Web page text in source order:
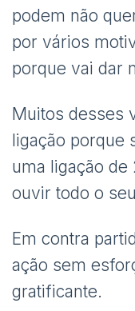
podem não
por vários
porque vai dar
Muitos desses
ligação porque
uma ligação
ouvir todo o
Em contra
ação sem
gratificante.